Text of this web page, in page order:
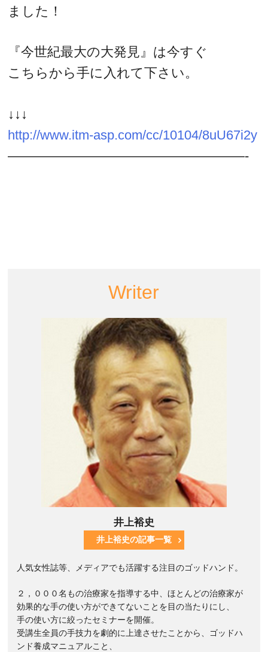
ました！
『今世紀最大の大発見』は今すぐ
こちらから手に入れて下さい。
↓↓↓
http://www.itm-asp.com/cc/10104/8uU67i2y
——————————————————-
Writer
井上裕史
井上裕史の記事一覧
人気女性誌等、メディアでも活躍する注目のゴッドハンド。
２，０００名もの治療家を指導する中、ほとんどの治療家が
効果的な手の使い方ができてないことを目の当たりにし、
手の使い方に絞ったセミナーを開催。
受講生全員の手技力を劇的に上達させたことから、ゴッドハ
ンド養成マニュアルこと、